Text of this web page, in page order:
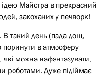
Майстра в прекрасний
закоханих у печворк!
В такий день (пада дощ,
в атмосферу
які можна нафантазувати,
роботами. Дуже підіймає